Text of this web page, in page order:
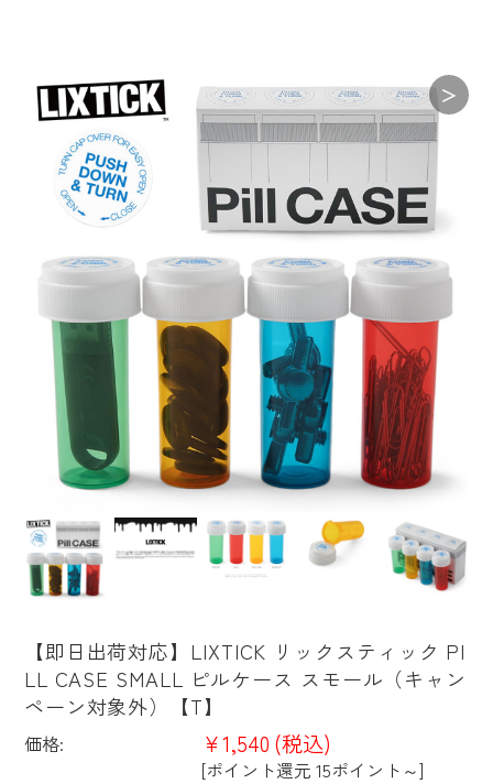
＞
【即日出荷対応】LIXTICK リックスティック PI
LL CASE SMALL ピルケース スモール（キャン
ペーン対象外）【T】
価格: ¥1,540 (税込)
[ポイント還元 15ポイント～]